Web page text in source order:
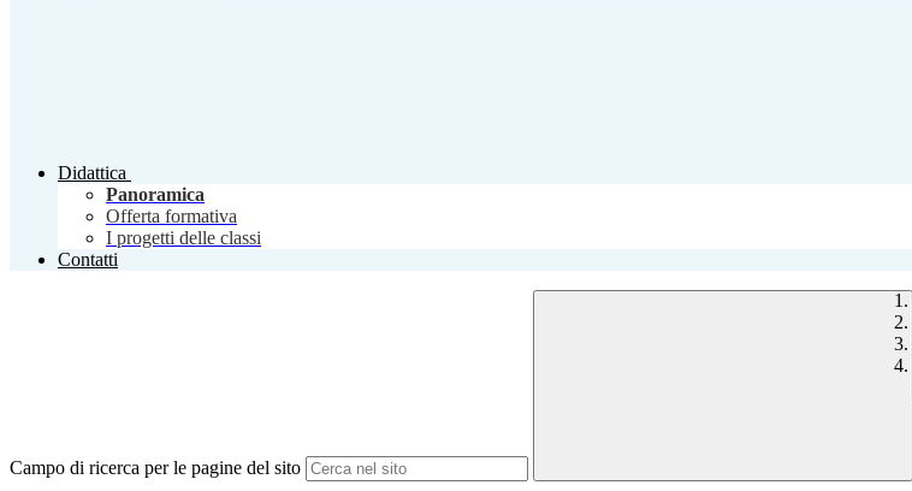
Didattica
Panoramica
Offerta formativa
I progetti delle classi
Contatti
Campo di ricerca per le pagine del sito